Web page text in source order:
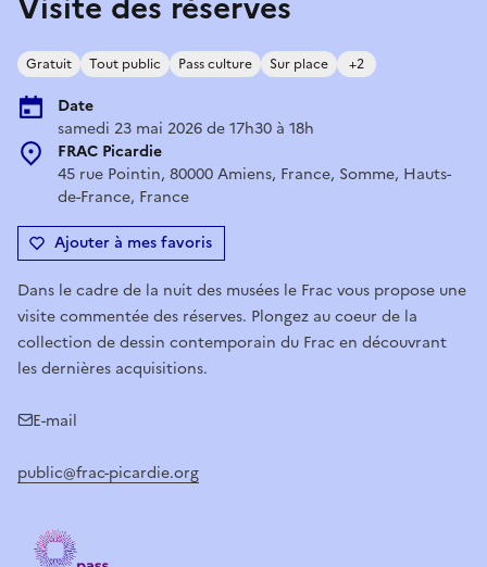
Gratuit Tout public Pass culture Sur place +2
Date
samedi 23 mai 2026 de 17h30 à 18h
FRAC Picardie
45 rue Pointin, 80000 Amiens, France, Somme, Hauts-
de-France, France
Ajouter à mes favoris
Dans le cadre de la nuit des musées le Frac vous propose une
visite commentée des réserves. Plongez au coeur de la
collection de dessin contemporain du Frac en découvrant
les dernières acquisitions.
E-mail
public@frac-picardie.org